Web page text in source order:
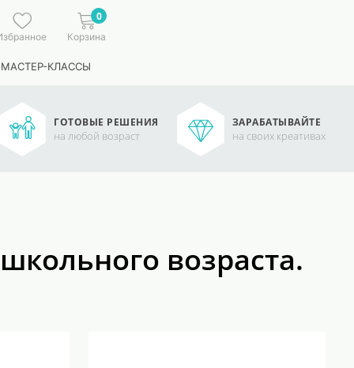
0
Корзина
КЛАССЫ
ГОТОВЫЕ РЕШЕНИЯ
на любой возраст
ЗАРАБАТЫВАЙТЕ
на своих креативах
возраста.